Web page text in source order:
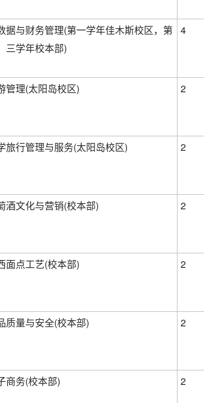
据与财务管理(第一学年佳木斯校区，第
三学年校本部)
4
管理(太阳岛校区) 2
旅行管理与服务(太阳岛校区) 2
酒文化与营销(校本部) 2
面点工艺(校本部) 2
质量与安全(校本部) 2
商务(校本部) 2